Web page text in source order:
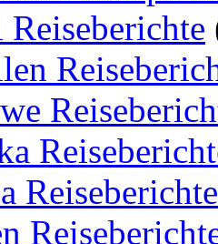
Reiseberichte
Reiseberichte